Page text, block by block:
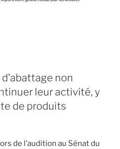
non
leur activité, y
de produits
de l’audition au Sénat du